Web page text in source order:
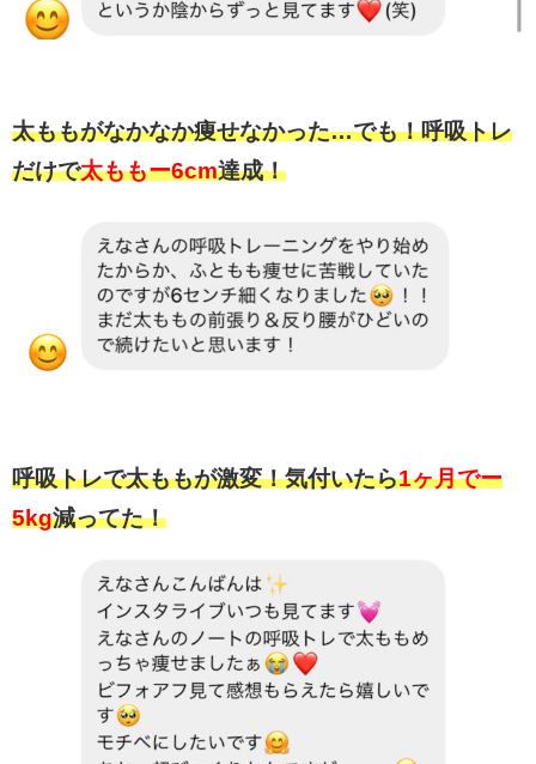
太ももがなかなか痩せなかった…でも！呼吸トレ
だけで太ももー6cm達成！
呼吸トレで太ももが激変！気付いたら1ヶ月でー
5kg減ってた！